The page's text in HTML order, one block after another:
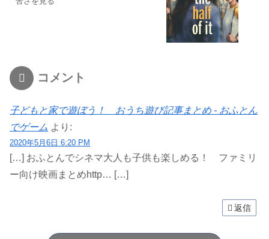
コメント
子どもと家で遊ぼう！ おうち遊び記事まとめ - おふとん
でゲーム より:
2020年5月6日 6:20 PM
[…] おふとんでシネマ大人も子供も楽しめる！ ファミリ
ー向け映画まとめhttp… […]
返信